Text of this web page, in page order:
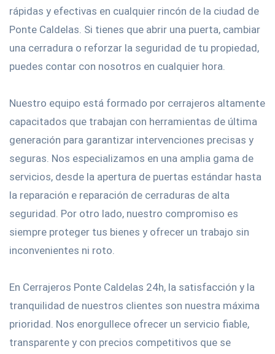
rápidas y efectivas en cualquier rincón de la ciudad de
Ponte Caldelas. Si tienes que abrir una puerta, cambiar
una cerradura o reforzar la seguridad de tu propiedad,
puedes contar con nosotros en cualquier hora.
Nuestro equipo está formado por cerrajeros altamente
capacitados que trabajan con herramientas de última
generación para garantizar intervenciones precisas y
seguras. Nos especializamos en una amplia gama de
servicios, desde la apertura de puertas estándar hasta
la reparación e reparación de cerraduras de alta
seguridad. Por otro lado, nuestro compromiso es
siempre proteger tus bienes y ofrecer un trabajo sin
inconvenientes ni roto.
En Cerrajeros Ponte Caldelas 24h, la satisfacción y la
tranquilidad de nuestros clientes son nuestra máxima
prioridad. Nos enorgullece ofrecer un servicio fiable,
transparente y con precios competitivos que se